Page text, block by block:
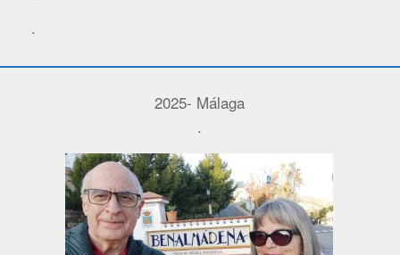
.
2025- Málaga
.